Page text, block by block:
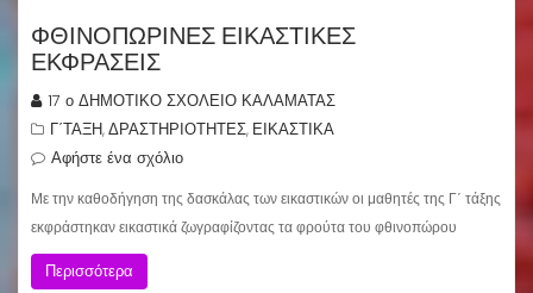
ΦΘΙΝΟΠΩΡΙΝΕΣ ΕΙΚΑΣΤΙΚΕΣ
ΕΚΦΡΑΣΕΙΣ
17 ο ΔΗΜΟΤΙΚΟ ΣΧΟΛΕΙΟ ΚΑΛΑΜΑΤΑΣ
Γ΄ΤΑΞΗ,ΔΡΑΣΤΗΡΙΟΤΗΤΕΣ, ΕΙΚΑΣΤΙΚΑ
Αφήστε ένα σχόλιο
Με την καθοδήγηση της δασκάλας των εικαστικών οι μαθητές της Γ΄ τάξης
εκφράστηκαν εικαστικά ζωγραφίζοντας τα φρούτα του φθινοπώρου
Περισσότερα